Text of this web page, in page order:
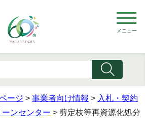
メニュー
ージ > 事業者向け情報 > 入札・契約
ーンセンター > 剪定枝等再資源化処分